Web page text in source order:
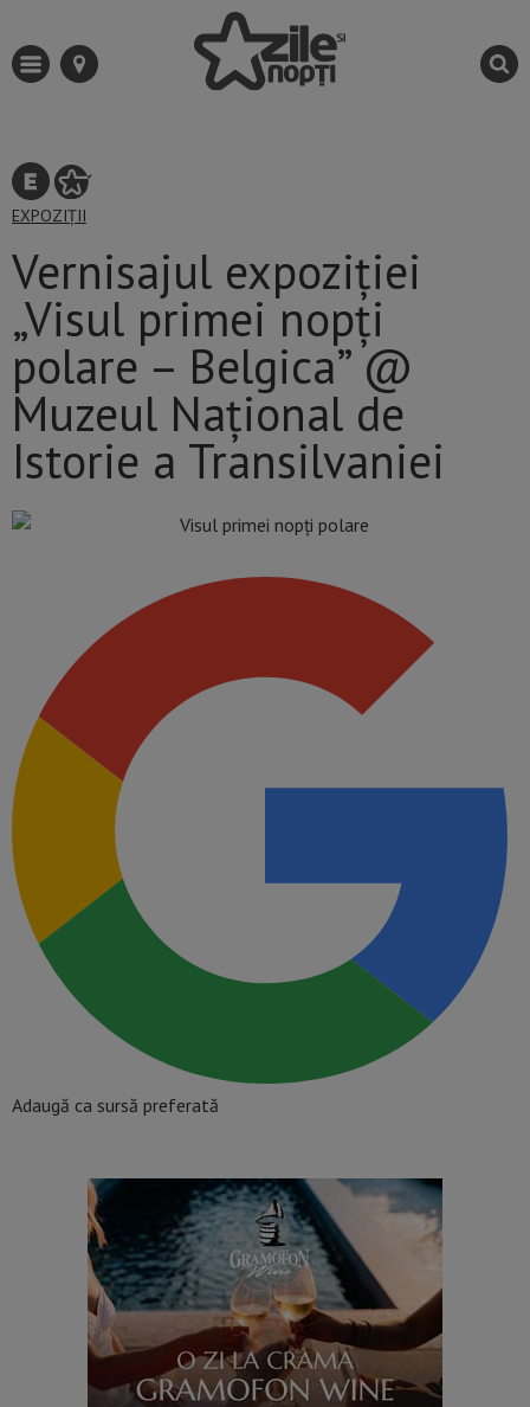
EXPOZIȚII
Vernisajul expoziției
„Visul primei nopți
polare – Belgica” @
Muzeul Național de
Istorie a Transilvaniei
Adaugă ca sursă preferată